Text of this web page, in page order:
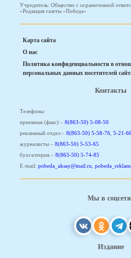
Учредитель: Общество с ограниченной
«Редакция газеты «Победа»
Карта сайта
О нас
Политика конфиденциальности в
персональных данных посетителей
Контакты
Телефоны:
приемная (факс) – 8(863-50) 5-08-50
рекламный отдел – 8(863-50) 5-58-76, 5-21-
журналисты – 8(863-50) 5-53-65
бухгалтерия – 8(863-50) 5-74-85
E-mail: pobeda_aksay@mail.ru,
Мы в
Издание